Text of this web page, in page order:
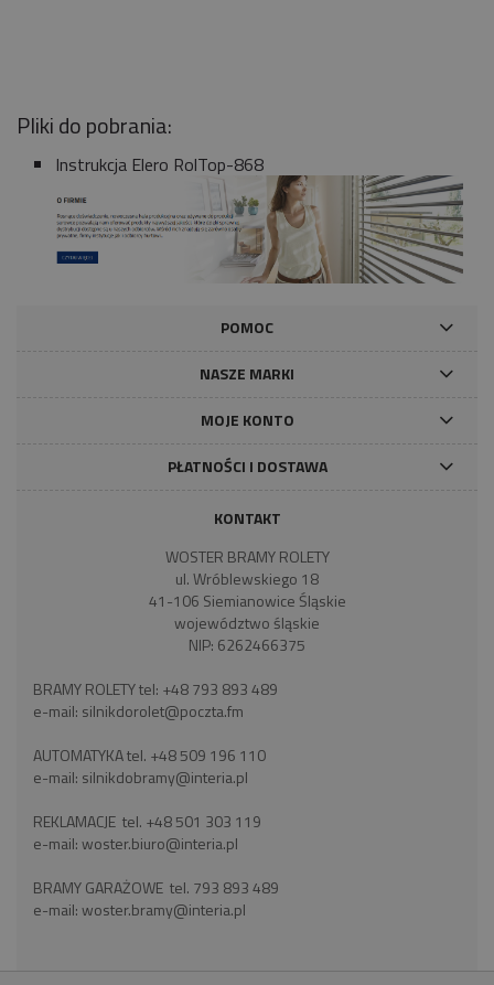
Pliki do pobrania:
Instrukcja Elero RolTop-868
POMOC
NASZE MARKI
MOJE KONTO
PŁATNOŚCI I DOSTAWA
KONTAKT
WOSTER BRAMY ROLETY
ul. Wróblewskiego 18
41-106 Siemianowice Śląskie
województwo śląskie
NIP: 6262466375
BRAMY ROLETY tel: +48 793 893 489
e-mail: silnikdorolet@poczta.fm
AUTOMATYKA tel. +48 509 196 110
e-mail: silnikdobramy@interia.pl
REKLAMACJE tel. +48 501 303 119
e-mail:woster.biuro@interia.pl
BRAMY GARAŻOWE tel. 793 893 489
e-mail:woster.bramy@interia.pl